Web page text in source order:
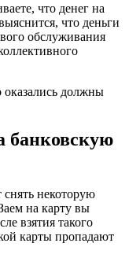
что денег на
что деньги
обслуживания
оказались должны
банковскую
некоторую
на карту вы
взятия такого
карты пропадают